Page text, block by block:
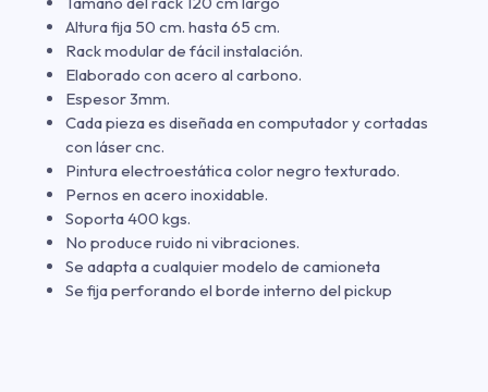
Altura fija 50 cm. hasta 65 cm.
Rack modular de fácil instalación.
Elaborado con acero al carbono.
Espesor 3mm.
Cada pieza es diseñada en computador y cortadas
con láser cnc.
Pintura electroestática color negro texturado.
Pernos en acero inoxidable.
Soporta 400 kgs.
No produce ruido ni vibraciones.
Se adapta a cualquier modelo de camioneta
Se fija perforando el borde interno del pickup